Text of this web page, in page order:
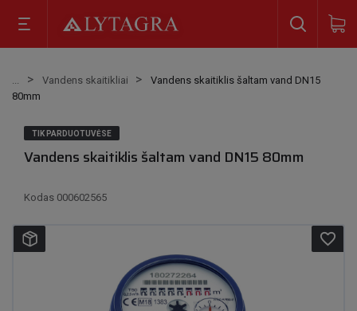
Vandens skaitikliai
Vandens skaitiklis šaltam vand DN15
80mm
TIK PARDUOTUVĖSE
Vandens skaitiklis šaltam vand DN15 80mm
Kodas 000602565
favorite_border